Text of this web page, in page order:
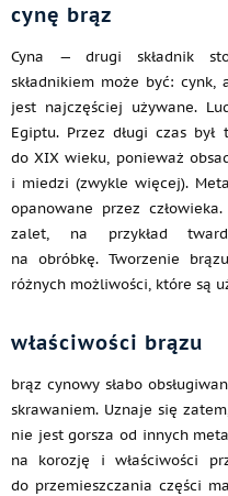
cynę brąz
Cyna — drugi składnik
składnikiem może być: cynk,
jest najczęściej używane.
Egiptu. Przez długi czas
do XIX wieku, ponieważ
i miedzi (zwykle więcej).
opanowane przez
zalet, na przykład
na obróbkę. Tworzenie
różnych możliwości, które są
właściwości brązu
brąz cynowy słabo
skrawaniem. Uznaje się
nie jest gorsza od innych
na korozję i właściwości
do przemieszczania części